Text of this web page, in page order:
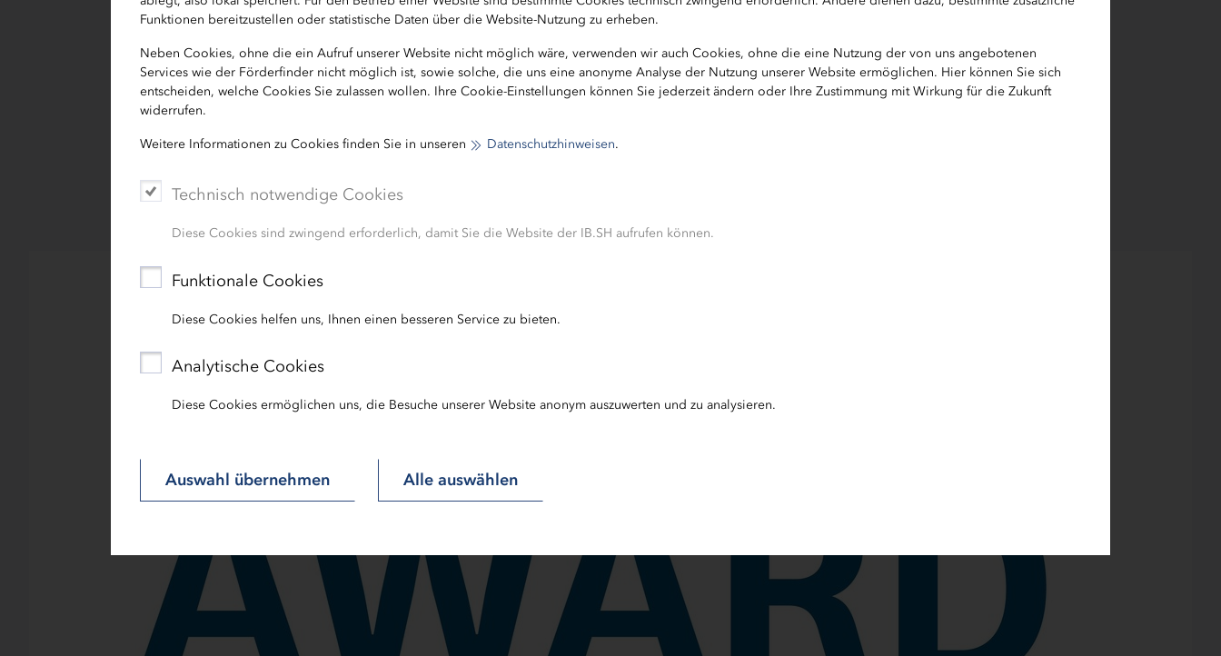
Funktionen bereitzustellen oder statistische Daten über die Website-Nutzung zu erheben.
Neben Cookies, ohne die ein Aufruf unserer Website nicht möglich wäre, verwenden wir auch Cookies, ohne die eine Nutzung der von uns angebotenen
Services wie der Förderfinder nicht möglich ist, sowie solche, die uns eine anonyme Analyse der Nutzung unserer Website ermöglichen. Hier können Sie sich
entscheiden, welche Cookies Sie zulassen wollen. Ihre Cookie-Einstellungen können Sie jederzeit ändern oder Ihre Zustimmung mit Wirkung für die Zukunft
widerrufen.
Weitere Informationen zu Cookies finden Sie in unseren Datenschutzhinweisen.
Technisch notwendige Cookies
Diese Cookies sind zwingend erforderlich, damit Sie die Website der IB.SH aufrufen können.
Funktionale Cookies
Diese Cookies helfen uns, Ihnen einen besseren Service zu bieten.
Analytische Cookies
Diese Cookies ermöglichen uns, die Besuche unserer Website anonym auszuwerten und zu analysieren.
Auswahl übernehmen Alle auswählen
ihrer Erfolgsgeschichten werden die Unternehmen von einer PR-Agentur unterstützt.
Die Bewerbung ist bis zum 1. Juli 2023 über ein Online-Formular möglich. Die Bewerbung ist wenig
aufwendig. Eine Finanzierung durch die KfW ist keine Voraussetzung.